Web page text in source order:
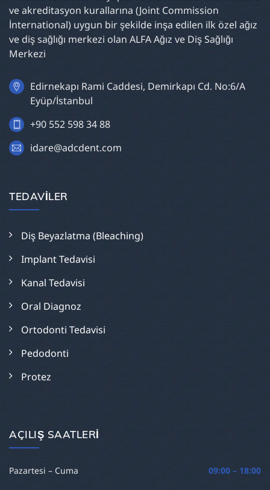
ve akreditasyon kurallarına (Joint Commission
İnternational) uygun bir şekilde inşa edilen ilk özel ağız
ve diş sağlığı merkezi olan ALFA Ağız ve Diş Sağlığı
Merkezi
Edirnekapı Rami Caddesi, Demirkapı Cd. No:6/A
Eyüp/İstanbul
+90 552 598 34 88
idare@adcdent.com
TEDAVILER
Diş Beyazlatma (Bleaching)
Implant Tedavisi
Kanal Tedavisi
Oral Diagnoz
Ortodonti Tedavisi
Pedodonti
Protez
AÇILIŞ SAATLERI
Pazartesi – Cuma 09:00 – 18:00